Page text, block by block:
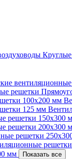
решетки
100х200 мм
125 мм
решетки 150х300
решетки 200х300
решетки
мм Показать все